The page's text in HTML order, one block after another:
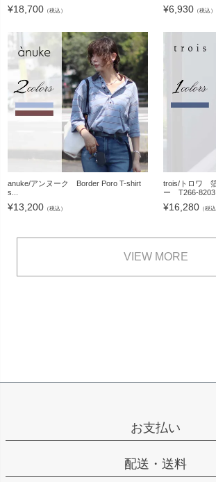
¥18,700 （税込） ¥6,930 （税込）
anuke/アンヌーク Border Poro T-shirt
s...
¥13,200 （税込）
trois/トロワ
ー T266-
¥16,280 （税込
VIEW MORE
お支払い
配送・送料